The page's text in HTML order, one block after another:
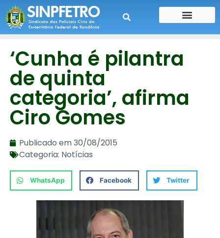
‘Cunha é pilantra
de quinta
categoria’, afirma
Ciro Gomes
Publicado em30/08/2015
Categoria: Notícias
WhatsApp Facebook Twitter